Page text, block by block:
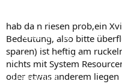
Neue Beiträge
Neueste Aktivitäten
Leserartikel
hab da n riesen prob,ein
Bedeutung, also bitte
sparen) ist heftig am
nichts mit System
oder etwas anderem liegen